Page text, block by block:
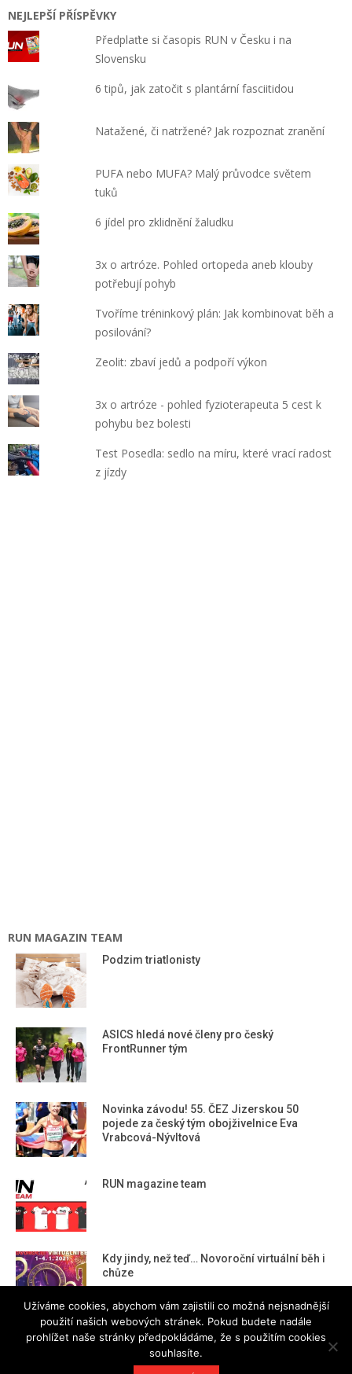
NEJLEPŠÍ PŘÍSPĚVKY
Předplaťte si časopis RUN v Česku i na
Slovensku
6 tipů, jak zatočit s plantární fasciitidou
Natažené, či natržené? Jak rozpoznat zranění
PUFA nebo MUFA? Malý průvodce světem
tuků
6 jídel pro zklidnění žaludku
3x o artróze. Pohled ortopeda aneb klouby
potřebují pohyb
Tvoříme tréninkový plán: Jak kombinovat běh a
posilování?
Zeolit: zbaví jedů a podpoří výkon
3x o artróze - pohled fyzioterapeuta 5 cest k
pohybu bez bolesti
Test Posedla: sedlo na míru, které vrací radost
z jízdy
RUN MAGAZIN TEAM
Podzim triatlonisty
ASICS hledá nové členy pro český
FrontRunner tým
Novinka závodu! 55. ČEZ Jizerskou 50
pojede za český tým obojživelnice Eva
Vrabcová-Nývltová
RUN magazine team
Kdy jindy, než teď… Novoroční virtuální běh i
chůze
Užíváme cookies, abychom vám zajistili co možná nejsnadnější
použití našich webových stránek. Pokud budete nadále
prohlížet naše stránky předpokládáme, že s použitím cookies
souhlasíte.